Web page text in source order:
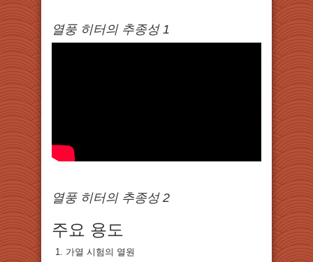
열풍 히터의 추종성 1
열풍 히터의 추종성 2
주요 용도
가열 시험의 열원